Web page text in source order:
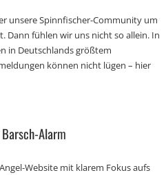
unsere Spinnfischer-Community um
Dann fühlen wir uns nicht so allein. In
in Deutschlands größtem
können nicht lügen – hier
Alarm
Website mit klarem Fokus aufs